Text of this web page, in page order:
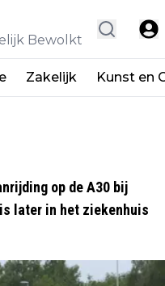
Bewolkt
Zakelijk Kunst en
op de A30 bij
later in het ziekenhuis